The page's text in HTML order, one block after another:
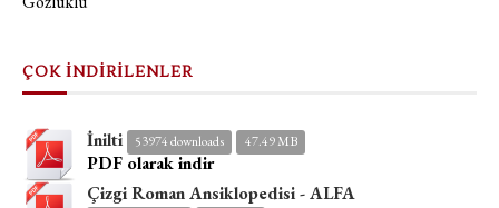
ÇOK İNDİRİLENLER
İnilti 53974 downloads 47.49 MB
PDF olarak indir
Çizgi Roman Ansiklopedisi - ALFA